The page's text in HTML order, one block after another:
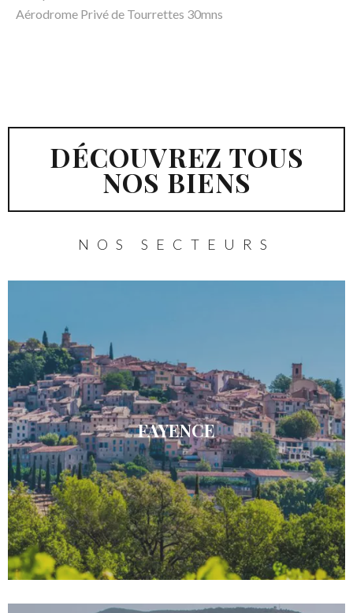
Aérodrome Privé de Tourrettes 30mns
DÉCOUVREZ TOUS
NOS BIENS
NOS SECTEURS
FAYENCE